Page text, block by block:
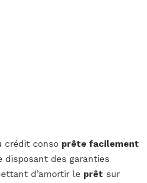
crédit conso prête facilement
disposant des garanties
d’amortir le prêt sur